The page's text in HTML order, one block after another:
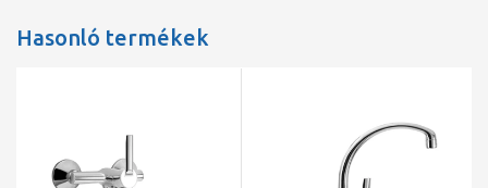
Hasonló termékek